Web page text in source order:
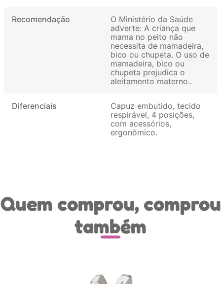
Recomendação
O Ministério da Saúde
adverte: A criança que
mama no peito não
necessita de mamadeira,
bico ou chupeta. O uso de
mamadeira, bico ou
chupeta prejudica o
aleitamento materno.
Diferenciais
Capuz embutido, tecido
respirável, 4 posições,
com acessórios,
ergonômico
Quem comprou, comprou
também